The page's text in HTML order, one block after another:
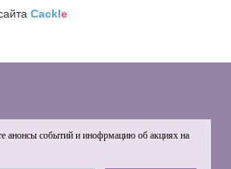
Cackle
анонсы событий и инофрмацию об акциях на